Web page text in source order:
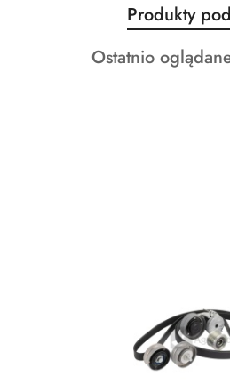
Pomiń karuzelęProdukty
o
statusie:
Produkty
Produkty
Ostatnio